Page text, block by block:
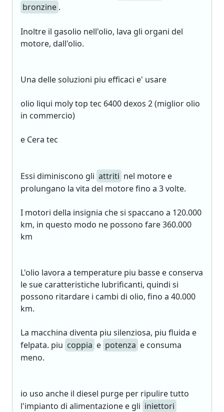
bronzine .
Inoltre il gasolio nell'olio, lava gli organi del
motore, dall'olio.
Una delle soluzioni piu efficaci e' usare
olio liqui moly top tec 6400 dexos 2 (miglior olio
in commercio)
e Cera tec
Essi diminiscono gli attriti nel motore e
prolungano la vita del motore fino a 3 volte.
I motori della insignia che si spaccano a 120.000
km, in questo modo ne possono fare 360.000
km
L'olio lavora a temperature piu basse e conserva
le sue caratteristiche lubrificanti, quindi si
possono ritardare i cambi di olio, fino a 40.000
km.
La macchina diventa piu silenziosa, piu fluida e
felpata. piu coppia e potenza e consuma
meno.
io uso anche il diesel purge per ripulire tutto
l'impianto di alimentazione e gli iniettori